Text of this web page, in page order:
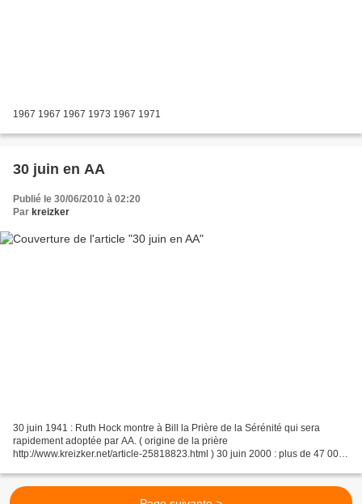
1967 1967 1967 1973 1967 1971
30 juin en AA
Publié le 30/06/2010 à 02:20
Par kreizker
30 juin 1941 : Ruth Hock montre à Bill la Prière de la Sérénité qui sera
rapidement adoptée par AA. ( origine de la prière
http://www.kreizker.net/article-25818823.html ) 30 juin 2000 : plus de 47 000